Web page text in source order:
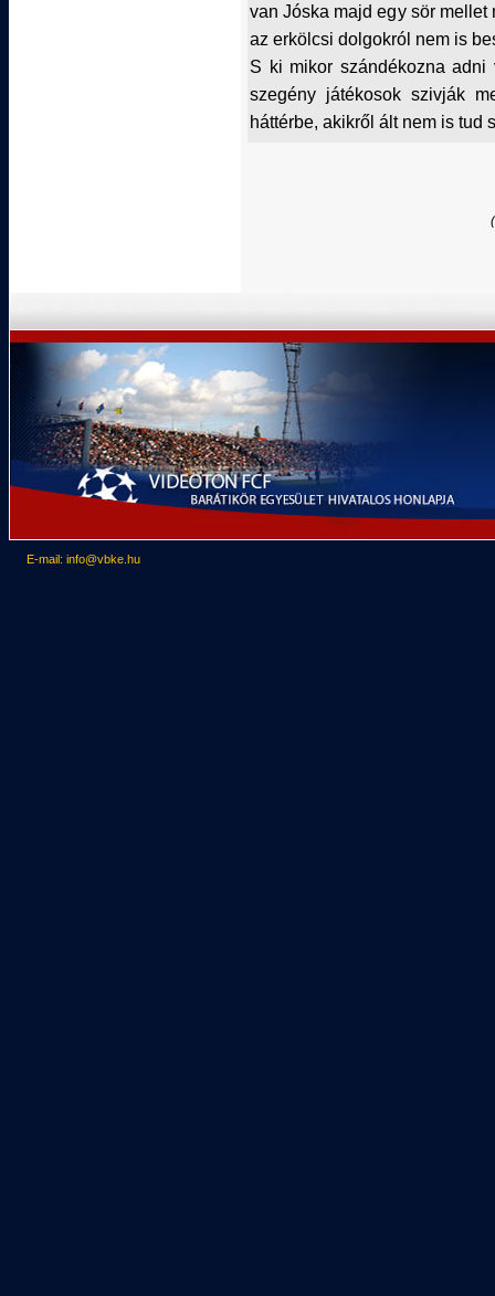
van Jóska majd egy sör
az erkölcsi dolgokról nem is
S ki mikor szándékozna
szegény játékosok szivják
háttérbe, akikről ált nem is tud
E-mail: info@vbke.hu